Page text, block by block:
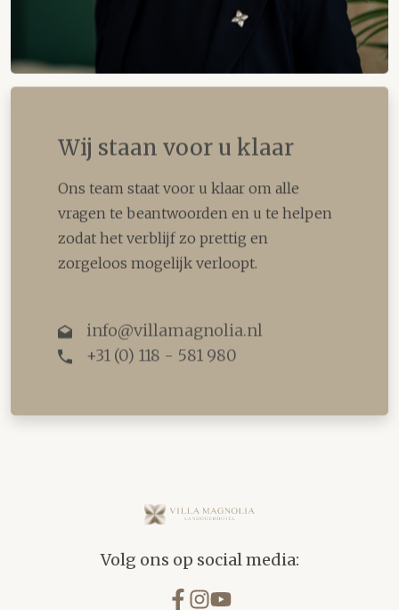
Wij staan voor u klaar
Ons team staat voor u klaar om alle
vragen te beantwoorden en u te helpen
zodat het verblijf zo prettig en
zorgeloos mogelijk verloopt.
info@villamagnolia.nl
+31 (0) 118 - 581 980
Volg ons op social media: